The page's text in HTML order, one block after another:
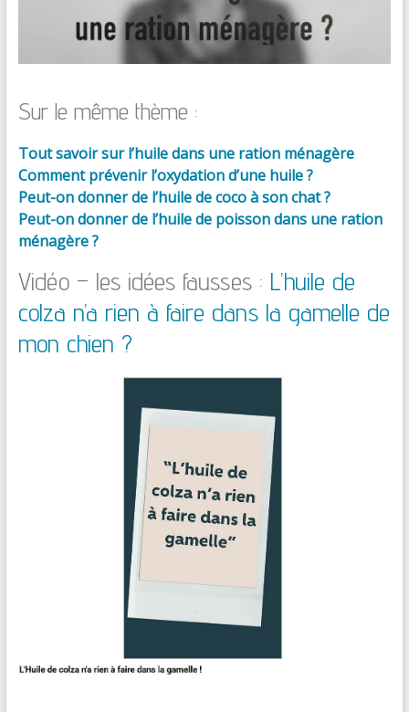
Sur le même thème :
Tout savoir sur l’huile dans une ration ménagère
Comment prévenir l’oxydation d’une huile ?
Peut-on donner de l’huile de coco à son chat ?
Peut-on donner de l’huile de poisson dans une ration
ménagère ?
Vidéo – les idées fausses : L’huile de
colza n’a rien à faire dans la gamelle de
mon chien ?